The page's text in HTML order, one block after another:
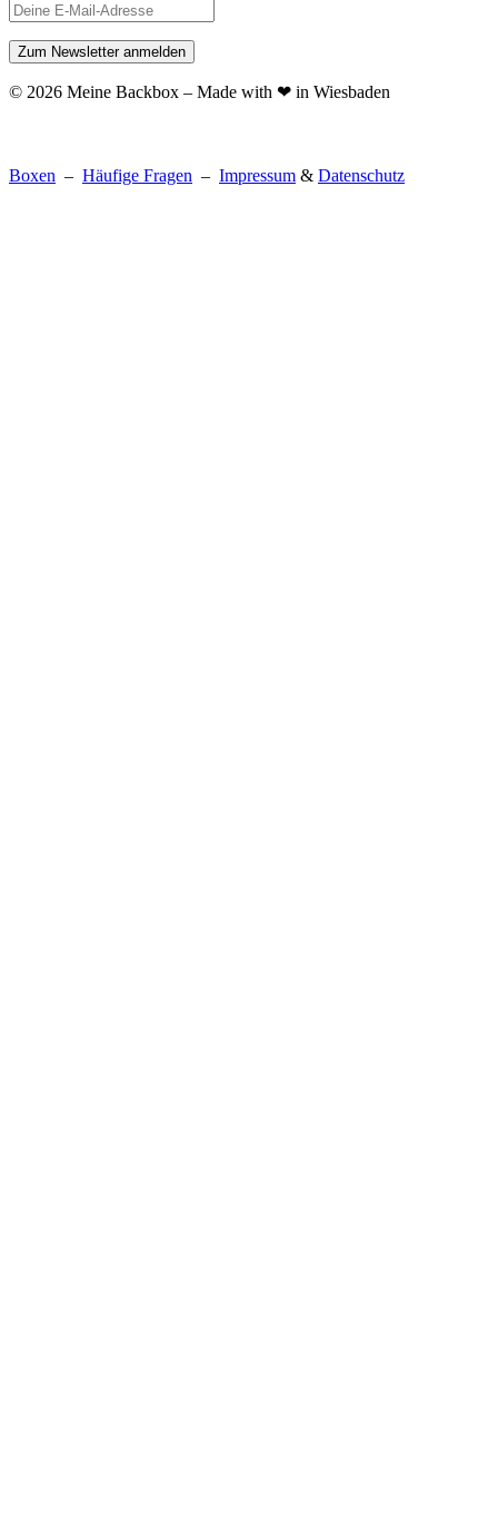
© 2026 Meine Backbox – Made with ❤ in Wiesbaden
Boxen – Häufige Fragen – Impressum & Datenschutz